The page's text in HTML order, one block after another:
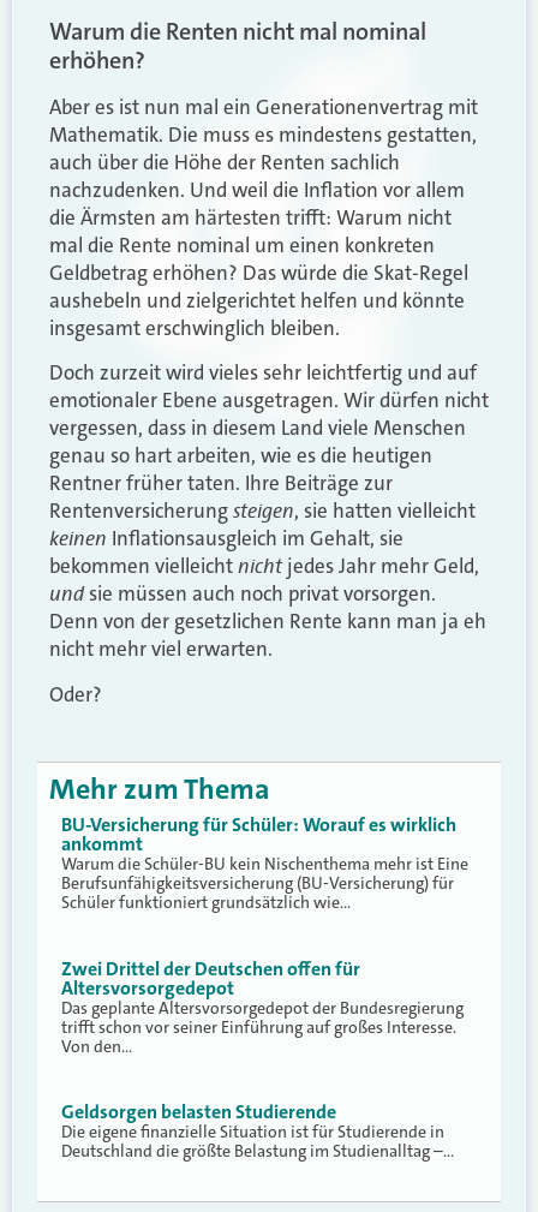
Warum die Renten nicht mal nominal
erhöhen?
Aber es ist nun mal ein Generationenvertrag mit
Mathematik. Die muss es mindestens gestatten,
auch über die Höhe der Renten sachlich
nachzudenken. Und weil die Inflation vor allem
die Ärmsten am härtesten trifft: Warum nicht
mal die Rente nominal um einen konkreten
Geldbetrag erhöhen? Das würde die Skat-Regel
aushebeln und zielgerichtet helfen und könnte
insgesamt erschwinglich bleiben.
Doch zurzeit wird vieles sehr leichtfertig und auf
emotionaler Ebene ausgetragen. Wir dürfen nicht
vergessen, dass in diesem Land viele Menschen
genau so hart arbeiten, wie es die heutigen
Rentner früher taten. Ihre Beiträge zur
Rentenversicherungsteigen, sie hatten vielleicht
keinen Inflationsausgleich im Gehalt, sie
bekommen vielleichtnichtjedes Jahr mehr Geld,
undsie müssen auch noch privat vorsorgen.
Denn von der gesetzlichen Rente kann man ja eh
nicht mehr viel erwarten.
Oder?
Mehr zum Thema
BU-Versicherung für Schüler: Worauf es wirklich
ankommt
Warum die Schüler-BU kein Nischenthema mehr ist Eine
Berufsunfähigkeitsversicherung (BU-Versicherung) für
Schüler funktioniert grundsätzlich wie…
Zwei Drittel der Deutschen offen für
Altersvorsorgedepot
Das geplante Altersvorsorgedepot der Bundesregierung
trifft schon vor seiner Einführung auf großes Interesse.
Von den…
Geldsorgen belasten Studierende
Die eigene finanzielle Situation ist für Studierende in
Deutschland die größte Belastung im Studienalltag –…